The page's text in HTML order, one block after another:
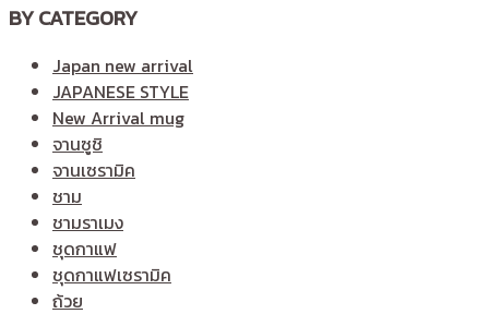
BY CATEGORY
Japan new arrival
JAPANESE STYLE
New Arrival mug
จานซูชิ
จานเซรามิค
ชาม
ชามราเมง
ชุดกาแฟ
ชุดกาแฟเซรามิค
ถ้วย